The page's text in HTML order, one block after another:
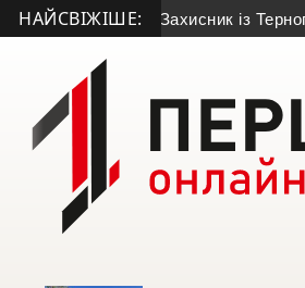
НАЙСВІЖІШЕ:
33-річний Захисник із Тернопільщини